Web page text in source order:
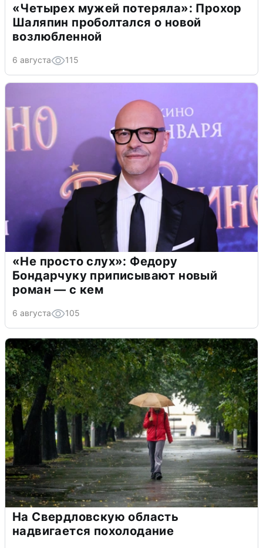
«Четырех мужей потеряла»: Прохор
Шаляпин проболтался о новой
возлюбленной
6 августа 115
«Не просто слух»: Федору
Бондарчуку приписывают новый
роман — с кем
6 августа 105
На Свердловскую область
надвигается похолодание